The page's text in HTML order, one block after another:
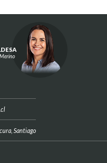
Santiago